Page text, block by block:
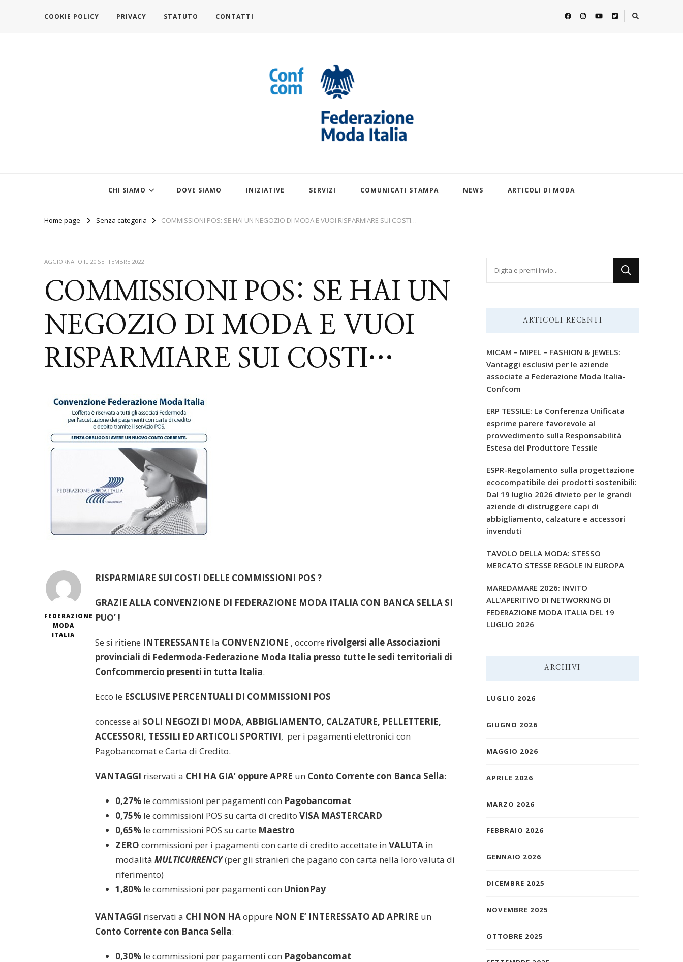
COOKIE POLICY PRIVACY STATUTO CONTATTI
CHI SIAMO DOVE SIAMO INIZIATIVE SERVIZI COMUNICATI STAMPA NEWS ARTICOLI DI MODA
Home page Senza categoria COMMISSIONI POS: SE HAI UN NEGOZIO DI MODA E VUOI RISPARMIARE SUI COSTI…
AGGIORNATO IL 20 SETTEMBRE 2022
COMMISSIONI POS: SE HAI UN
NEGOZIO DI MODA E VUOI
RISPARMIARE SUI COSTI…
FEDERAZIONE
MODA
ITALIA
RISPARMIARE SUI COSTI DELLE COMMISSIONI POS ?
GRAZIE ALLA CONVENZIONE DI FEDERAZIONE MODA ITALIA CON BANCA SELLA SI
PUO’ !
Se si ritiene INTERESSANTE la CONVENZIONE , occorre rivolgersi alle Associazioni
provinciali di Federmoda-Federazione Moda Italia presso tutte le sedi territoriali di
Confcommercio presenti in tutta Italia.
Ecco le ESCLUSIVE PERCENTUALI DI COMMISSIONI POS
concesse ai SOLI NEGOZI DI MODA, ABBIGLIAMENTO, CALZATURE, PELLETTERIE,
ACCESSORI, TESSILI ED ARTICOLI SPORTIVI, per i pagamenti elettronici con
Pagobancomat e Carta di Credito.
VANTAGGI riservati a CHI HA GIA’ oppure APRE un Conto Corrente con Banca Sella:
0,27% le commissioni per pagamenti con Pagobancomat
0,75% le commissioni POS su carta di credito VISA MASTERCARD
0,65% le commissioni POS su carte Maestro
ZERO commissioni per i pagamenti con carte di credito accettate in VALUTA in
modalità MULTICURRENCY(per gli stranieri che pagano con carta nella loro valuta di
riferimento)
1,80% le commissioni per pagamenti con UnionPay
VANTAGGI riservati a CHI NON HAoppure NON E’ INTERESSATO AD APRIRE un
Conto Corrente con Banca Sella:
0,30% le commissioni per pagamenti con Pagobancomat
ARTICOLI RECENTI
MICAM – MIPEL – FASHION & JEWELS:
Vantaggi esclusivi per le aziende
associate a Federazione Moda Italia-
Confcom
ERP TESSILE: La Conferenza Unificata
esprime parere favorevole al
provvedimento sulla Responsabilità
Estesa del Produttore Tessile
ESPR-Regolamento sulla progettazione
ecocompatibile dei prodotti sostenibili:
Dal 19 luglio 2026 divieto per le grandi
aziende di distruggere capi di
abbigliamento, calzature e accessori
invenduti
TAVOLO DELLA MODA: STESSO
MERCATO STESSE REGOLE IN EUROPA
MAREDAMARE 2026: INVITO
ALL’APERITIVO DI NETWORKING DI
FEDERAZIONE MODA ITALIA DEL 19
LUGLIO 2026
ARCHIVI
LUGLIO 2026
GIUGNO 2026
MAGGIO 2026
APRILE 2026
MARZO 2026
FEBBRAIO 2026
GENNAIO 2026
DICEMBRE 2025
NOVEMBRE 2025
OTTOBRE 2025